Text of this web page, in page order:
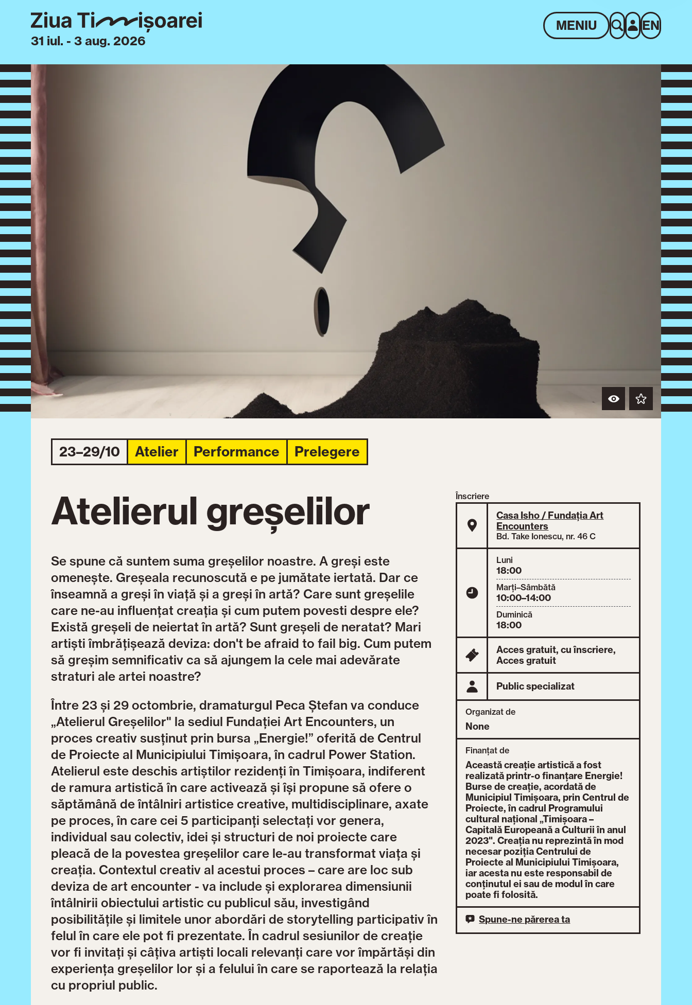
31 iul. - 3 aug. 2026
MENIU EN
23–29/10 Atelier Performance Prelegere
Atelierul greșelilor
Se spune că suntem suma greșelilor noastre. A greși este
omenește. Greșeala recunoscută e pe jumătate iertată. Dar ce
înseamnă a greși în viață și a greși în artă? Care sunt greșelile
care ne-au influențat creația și cum putem povesti despre ele?
Există greșeli de neiertat în artă? Sunt greșeli de neratat? Mari
artiști îmbrățișează deviza: don't be afraid to fail big. Cum putem
să greșim semnificativ ca să ajungem la cele mai adevărate
straturi ale artei noastre?
Între 23 și 29 octombrie, dramaturgul Peca Ștefan va conduce
„Atelierul Greșelilor" la sediul Fundației Art Encounters, un
proces creativ susținut prin bursa „Energie!” oferită de Centrul
de Proiecte al Municipiului Timișoara, în cadrul Power Station.
Atelierul este deschis artiștilor rezidenți în Timișoara, indiferent
de ramura artistică în care activează și își propune să ofere o
săptămână de întâlniri artistice creative, multidisciplinare, axate
pe proces, în care cei 5 participanți selectați vor genera,
individual sau colectiv, idei și structuri de noi proiecte care
pleacă de la povestea greșelilor care le-au transformat viața și
creația. Contextul creativ al acestui proces – care are loc sub
deviza de art encounter - va include și explorarea dimensiunii
întâlnirii obiectului artistic cu publicul său, investigând
posibilitățile și limitele unor abordări de storytelling participativ în
felul în care ele pot fi prezentate. În cadrul sesiunilor de creație
vor fi invitați și câțiva artiști locali relevanți care vor împărtăși din
experiența greșelilor lor și a felului în care se raportează la relația
cu propriul public.
Înscriere
Casa Isho / Fundația Art
Encounters
Bd. Take Ionescu, nr. 46 C
Luni
18:00
Marți–Sâmbătă
10:00–14:00
Duminică
18:00
Acces gratuit, cu înscriere,
Acces gratuit
Public specializat
Organizat de
None
Finanțat de
Această creație artistică a fost
realizată printr-o finanțare Energie!
Burse de creație, acordată de
Municipiul Timișoara, prin Centrul de
Proiecte, în cadrul Programului
cultural național „Timișoara –
Capitală Europeană a Culturii în anul
2023". Creația nu reprezintă în mod
necesar poziția Centrului de
Proiecte al Municipiului Timișoara,
iar acesta nu este responsabil de
conținutul ei sau de modul în care
poate fi folosită.
Spune-ne părerea ta